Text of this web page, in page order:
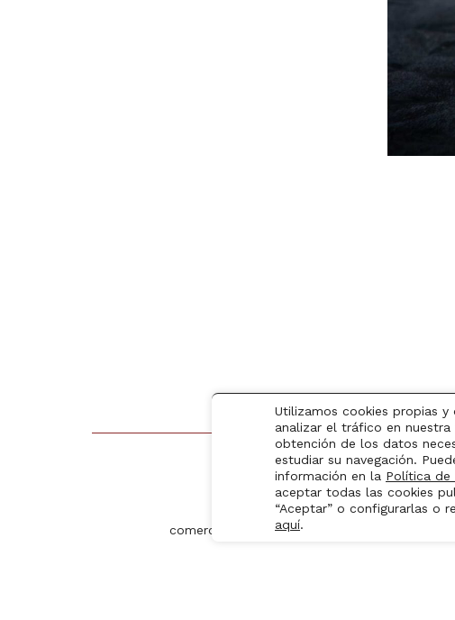
Contacto
+34 968 554 141
comercial@atunrojofuentes.com
Utilizamos cookies propias y
analizar el tráfico en
obtención de los datos
estudiar su navegación.
información en la Política de
aceptar todas las cookies
“Aceptar” o configurarlas o
aquí.